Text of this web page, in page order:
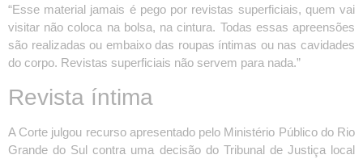
“Esse material jamais é pego por revistas superficiais, quem vai
visitar não coloca na bolsa, na cintura. Todas essas apreensões
são realizadas ou embaixo das roupas íntimas ou nas cavidades
do corpo. Revistas superficiais não servem para nada.”
Revista íntima
A Corte julgou recurso apresentado pelo Ministério Público do Rio
Grande do Sul contra uma decisão do Tribunal de Justiça local